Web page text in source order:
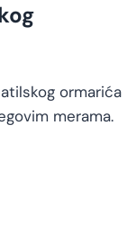
ormarića
merama.